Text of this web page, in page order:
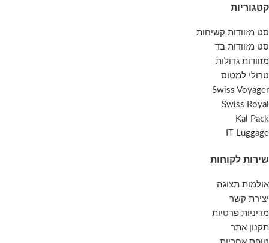
קטגוריות
סט מזוודות קשיחות
סט מזוודות בד
מזוודות גדולות
טרולי למטוס
Swiss Voyager
Swiss Royal
Kal Pack
IT Luggage
שירות לקוחות
אולמות תצוגה
יצירת קשר
מדיניות פרטיות
תקנון אתר